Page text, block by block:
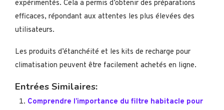
expérimentés. Cela a permis d’obtenir des préparations
efficaces, répondant aux attentes les plus élevées des
utilisateurs.
Les produits d’étanchéité et les kits de recharge pour
climatisation peuvent être facilement achetés en ligne.
Entrées Similaires:
Comprendre l’importance du filtre habitacle pour